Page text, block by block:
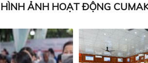
HÌNH ẢNH HOẠT ĐỘNG